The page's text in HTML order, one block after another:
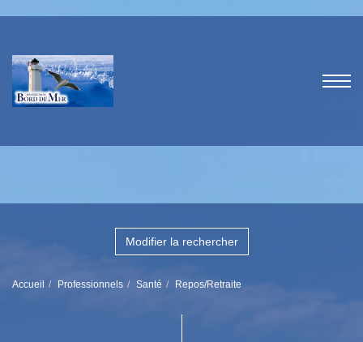
Modifier la rechercher
Accueil Professionnels Santé Repos/Retraite